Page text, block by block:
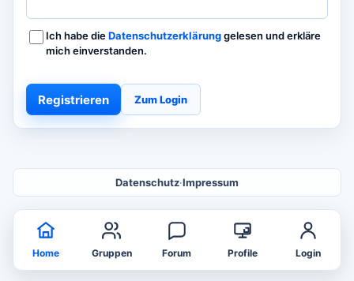
Ich habe dieDatenschutzerklärunggelesen und erkläre
mich einverstanden.
Registrieren Zum Login
Datenschutz·Impressum
Home Gruppen Forum Profile Login